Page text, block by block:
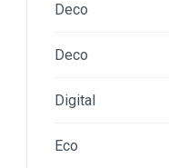
Deco
Deco
Digital
Eco